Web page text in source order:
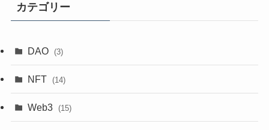
カテゴリー
DAO (3)
NFT (14)
Web3 (15)